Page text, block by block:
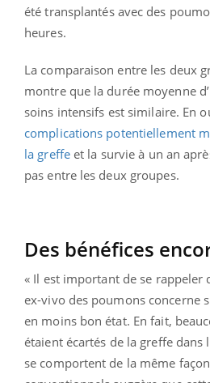
été transplantés avec des
heures.
La comparaison entre les deux
montre que la durée moyenne
soins intensifs est similaire. En
complications potentiellement
la greffeet la survie à un an
pas entre les deux groupes.
Des bénéfices
« Il est important de se rappeler
ex-vivo des poumons concerne
en moins bon état. En fait,
étaient écartés de la greffe dans
se comportent de la même